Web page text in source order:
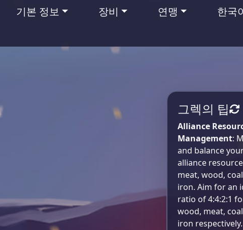
기본 정보 장비 연맹
한국
그렉의 팁
Alliance
Management:
and balance
alliance
meat, wood,
iron. Aim for an
ratio of 4:4:2:1
wood, meat,
iron respectively​.